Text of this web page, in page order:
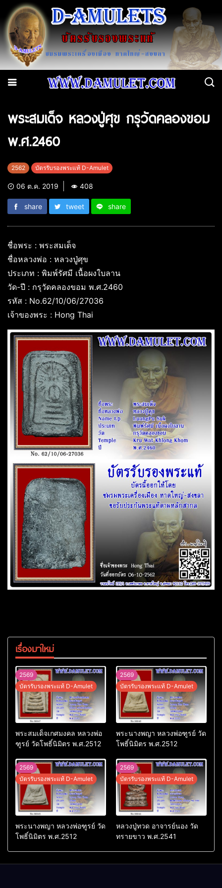
พระสมเด็จ หลวงปู่ศุข กรุวัดคลองขอม
พ.ศ.2460
2562 บัตรรับรองพระแท้ D-Amulet
06 ต.ค. 2019 408
share tweet share
ชื่อพระ : พระสมเด็จ
ชื่อหลวงพ่อ : หลวงปู่ศุข
ประเภท : พิมพ์รัศมี เนื้อผงใบลาน
วัด-ปี : กรุวัดคลองขอม พ.ศ.2460
รหัส : No.62/10/06/27036
เจ้าของพระ : Hong Thai
เรื่องมาใหม่
2569
บัตรรับรองพระแท้ D-Amulet
พระสมเด็จเกศมงคล หลวงพ่อ
ฑูรย์ วัดโพธิ์นิมิตร พ.ศ.2512
2569
บัตรรับรองพระแท้ D-Amulet
พระนางพญา หลวงพ่อฑูรย์ วัด
โพธิ์นิมิตร พ.ศ.2512
2569
บัตรรับรองพระแท้ D-Amulet
พระนางพญา หลวงพ่อฑูรย์ วัด
โพธิ์นิมิตร พ.ศ.2512
2569
บัตรรับรองพระแท้ D-Amulet
หลวงปู่ทวด อาจารย์นอง วัด
ทรายขาว พ.ศ.2541